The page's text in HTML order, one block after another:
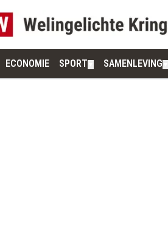
ECONOMIE SPORT SAMENLEVING